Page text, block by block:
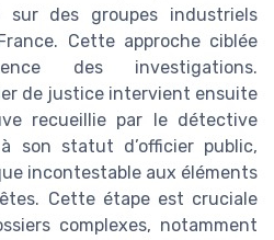
sur des groupes industriels
Cette approche ciblée
des investigations.
de justice intervient ensuite
recueillie par le détective
à son statut d’officier public,
incontestable aux éléments
Cette étape est cruciale
complexes, notamment